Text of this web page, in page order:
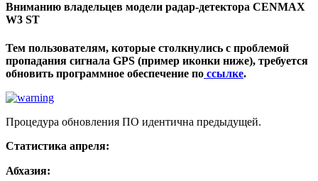
Вниманию владельцев модели радар-детектора CENMAX
W3 ST
Тем пользователям, которые столкнулись с проблемой
пропадания сигнала GPS (пример иконки ниже), требуется
обновить программное обеспечение по ссылке.
Процедура обновления ПО идентична предыдущей.
Статистика апреля:
Абхазия: